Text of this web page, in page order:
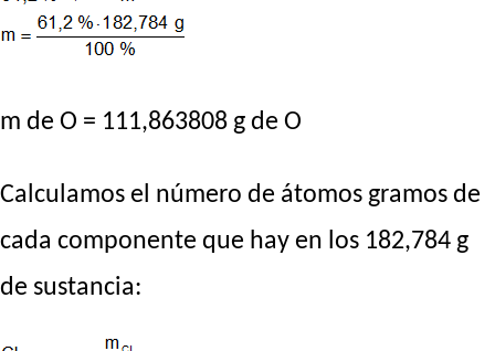
m de O = 111,863808 g de O
Calculamos el número de átomos gramos de
cada componente que hay en los 182,784 g
de sustancia: